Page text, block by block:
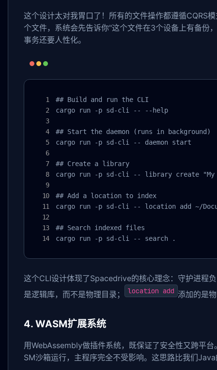
这个设计太对我胃口了！所有的文件操作都遵循CQRS
个文件，系统会先告诉你"这个文件在3个设备上有备份
事务还要人性化。
## Build and run the CLI
cargo run -p sd-cli -- --help
## Start the daemon (runs in background)
cargo run -p sd-cli -- daemon start
## Create a library
cargo run -p sd-cli -- library create "My
## Add a location to index
cargo run -p sd-cli -- location add ~/
## Search indexed files
cargo run -p sd-cli -- search .
这个CLI设计体现了Spacedrive的核心理念：守护进程
是逻辑库，而不是物理目录；
location add 添加的是
4. WASM扩展系统
用WebAssembly做插件系统，既保证了安全性又跨平
SM沙箱运行，主程序完全不受影响。这思路比我们